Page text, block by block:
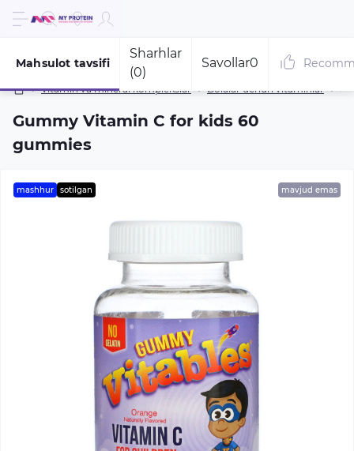
Vitamin va mineral komplekslar Bolalar uchun vitaminlar
Gummy Vitamin C for kids 60
gummies
Mahsulot tavsifi
Sharhlar
(0)
Savollar0
mashhur sotilgan mavjud emas